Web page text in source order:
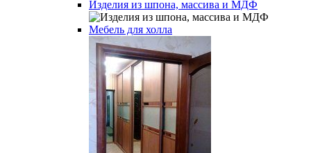
Изделия из шпона, массива и МДФ
Мебель для холла